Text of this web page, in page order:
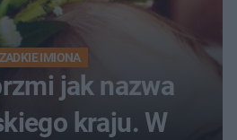
IMIONA
jak nazwa
kraju. W